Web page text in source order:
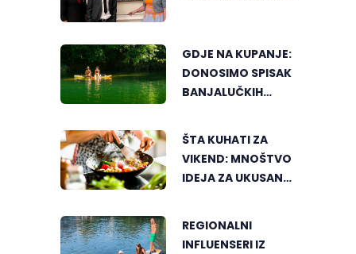
GDJE NA KUPANJE:
DONOSIMO SPISAK
BANJALUČKIH
OSVJEŽENJE
TEKOM LJETNIH
ŠTA KUHATI ZA
VIKEND: MNOŠTVO
IDEJA ZA UKUSAN
REGIONALNI
INFLUENSERI IZ